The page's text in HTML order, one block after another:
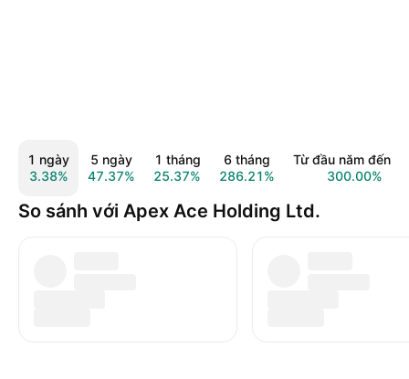
1 ngày
3.38%
5 ngày
47.37%
1 tháng
25.37%
6 tháng
286.21%
Từ đầu năm đến
300.00%
So sánh với Apex Ace Holding Ltd.